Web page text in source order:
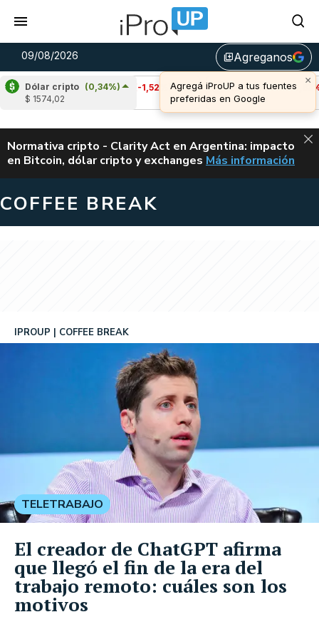
09/08/2026 library_addAgreganos
Dólar cripto (0,34%)
$ 1574,02
Cardano (-1,52%)
u$s 0,20
Avalanche (-0,83%)
u$s 6,49
ALERTA
Normativa cripto - Clarity Act en Argentina: impacto
en Bitcoin, dólar cripto y exchanges CLARITY ACT EN
Más información
COFFEE BREAK
IPROUP COFFEE BREAK
TELETRABAJO
El creador de ChatGPT afirma
que llegó el fin de la era del
trabajo remoto: cuáles son los
motivos